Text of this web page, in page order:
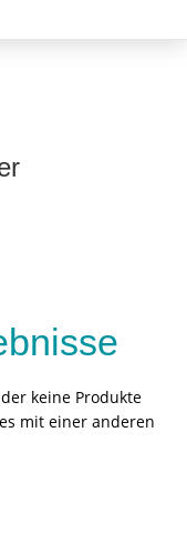
keine Produkte
mit einer anderen